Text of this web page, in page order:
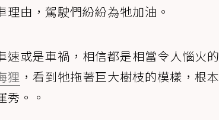
由，駕駛們紛紛為牠加油。
或是車禍，相信都是相當令人惱火的
狸 ，看到牠拖著巨大樹枝的模樣，根本
。。